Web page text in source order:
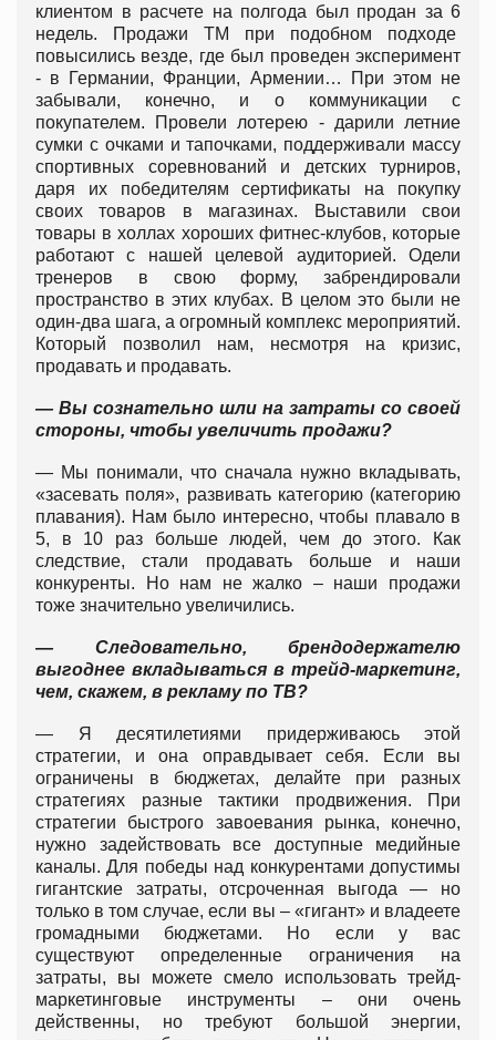
клиентом в расчете на полгода был продан за 6
недель. Продажи ТМ при подобном подходе
повысились везде, где был проведен эксперимент
- в Германии, Франции, Армении… При этом не
забывали, конечно, и о коммуникации с
покупателем. Провели лотерею - дарили летние
сумки с очками и тапочками, поддерживали массу
спортивных соревнований и детских турниров,
даря их победителям сертификаты на покупку
своих товаров в магазинах. Выставили свои
товары в холлах хороших фитнес-клубов, которые
работают с нашей целевой аудиторией. Одели
тренеров в свою форму, забрендировали
пространство в этих клубах. В целом это были не
один-два шага, а огромный комплекс мероприятий.
Который позволил нам, несмотря на кризис,
продавать и продавать.
— Вы сознательно шли на затраты со своей
стороны, чтобы увеличить продажи?
— Мы понимали, что сначала нужно вкладывать,
«засевать поля», развивать категорию (категорию
плавания). Нам было интересно, чтобы плавало в
5, в 10 раз больше людей, чем до этого. Как
следствие, стали продавать больше и наши
конкуренты. Но нам не жалко – наши продажи
тоже значительно увеличились.
— Следовательно, брендодержателю
выгоднее вкладываться в трейд-маркетинг,
чем, скажем, в рекламу по ТВ?
— Я десятилетиями придерживаюсь этой
стратегии, и она оправдывает себя. Если вы
ограничены в бюджетах, делайте при разных
стратегиях разные тактики продвижения. При
стратегии быстрого завоевания рынка, конечно,
нужно задействовать все доступные медийные
каналы. Для победы над конкурентами допустимы
гигантские затраты, отсроченная выгода — но
только в том случае, если вы – «гигант» и владеете
громадными бюджетами. Но если у вас
существуют определенные ограничения на
затраты, вы можете смело использовать трейд-
маркетинговые инструменты – они очень
действенны, но требуют большой энергии,